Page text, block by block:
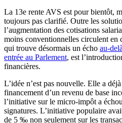
La 13e rente AVS est pour bientôt,
toujours pas clarifié. Outre les
l’augmentation des cotisations
moins conventionnelles circulent en
qui trouve désormais un écho au-
entrée au Parlement, est
financières.
L’idée n’est pas nouvelle. Elle a
financement d’un revenu de base
l’initiative sur le micro-impôt a
signatures. L’initiative populaire
de 5 ‰ non seulement sur les